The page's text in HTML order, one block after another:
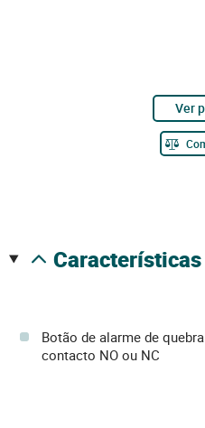
Ver
características
Botão de alarme de
contacto NO ou NC